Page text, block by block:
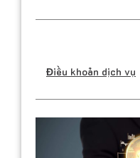
Điều khoản dịch vụ